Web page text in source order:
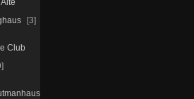
3
Club